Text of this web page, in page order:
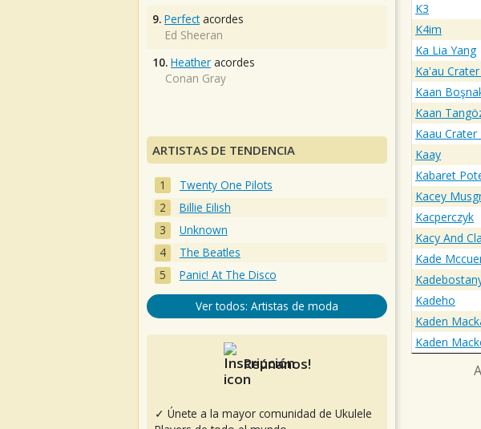
K3
K4im
Ka Lia Yang
Ka'au
Kaan
Kaan
Kaau Crater
Kaay
Kabaret
Kacey
Kacperczyk
Kacy And
Kade
Kadeho
Kaden
Kaden
9. Perfectacordes
Ed Sheeran
10. Heather acordes
Conan Gray
ARTISTAS DE TENDENCIA
Twenty One Pilots
Billie Eilish
Unknown
The Beatles
Panic! At The Disco
Ver todos: Artistas de moda
Reúnanos!
✓ Únete a la mayor comunidad de Ukulele